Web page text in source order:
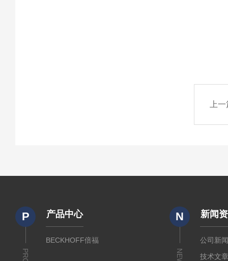
上
P 产品中心
BECKHOFF倍福
N 新闻
公司新
技术文